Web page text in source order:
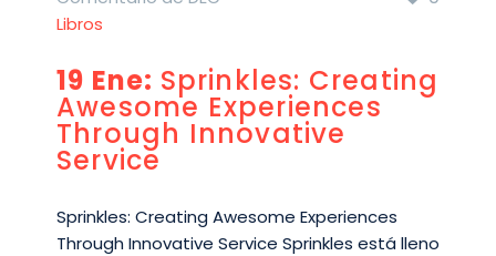
Libros
19 Ene: Sprinkles: Creating
Awesome Experiences
Through Innovative
Service
Sprinkles: Creating Awesome Experiences
Through Innovative Service Sprinkles está lleno